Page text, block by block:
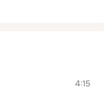
4:15